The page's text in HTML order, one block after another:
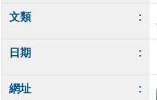
文類 :
日期 :
網址 :